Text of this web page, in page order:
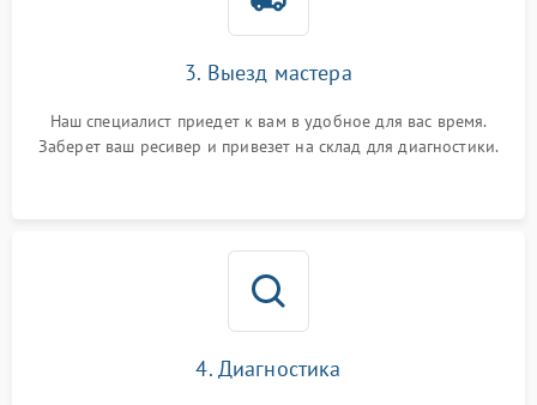
3. Выезд мастера
Наш специалист приедет к вам в удобное для вас время.
Заберет ваш ресивер и привезет на склад для диагностики.
4. Диагностика